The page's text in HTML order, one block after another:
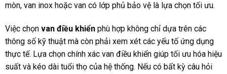
mòn, van inox hoặc van có lớp phủ bảo vệ là lựa chọn tối ưu.
Việc chọn van điều khiển phù hợp không chỉ dựa trên các
thông số kỹ thuật mà còn phải xem xét các yếu tố ứng dụng
thực tế. Lựa chọn chính xác van điều khiển giúp tối ưu hóa hiệu
suất và kéo dài tuổi thọ của hệ thống. Nếu có bất kỳ câu hỏi